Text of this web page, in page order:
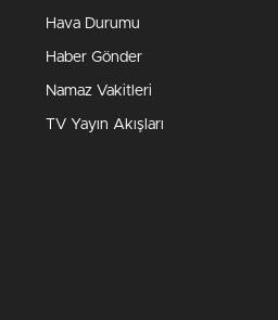
Hava Durumu
Haber Gönder
Namaz Vakitleri
TV Yayın Akışları